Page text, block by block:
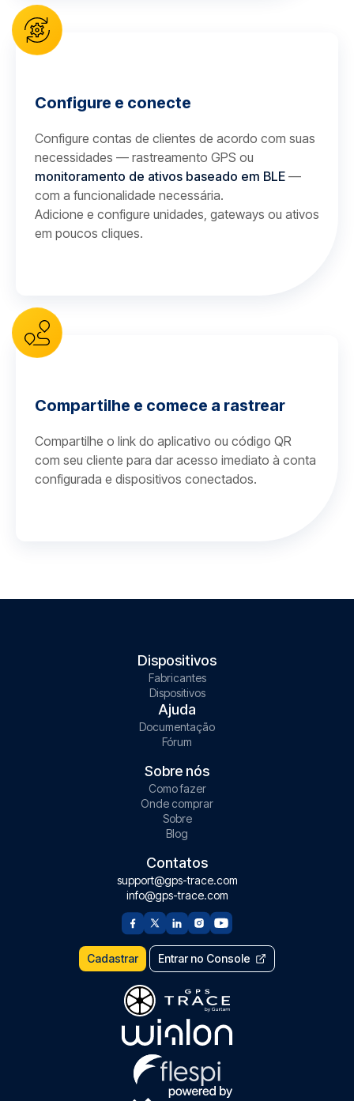
Configure e conecte
Configure contas de clientes de acordo com suas
necessidades — rastreamento GPS ou
monitoramento de ativos baseado em BLE —
com a funcionalidade necessária.
Adicione e configure unidades, gateways ou ativos
em poucos cliques.
Compartilhe e comece a rastrear
Compartilhe o link do aplicativo ou código QR
com seu cliente para dar acesso imediato à conta
configurada e dispositivos conectados.
Dispositivos
Fabricantes
Dispositivos
Ajuda
Documentação
Fórum
Sobre nós
Como fazer
Onde comprar
Sobre
Blog
Contatos
support@gps-trace.com
info@gps-trace.com
Cadastrar Entrar no Console